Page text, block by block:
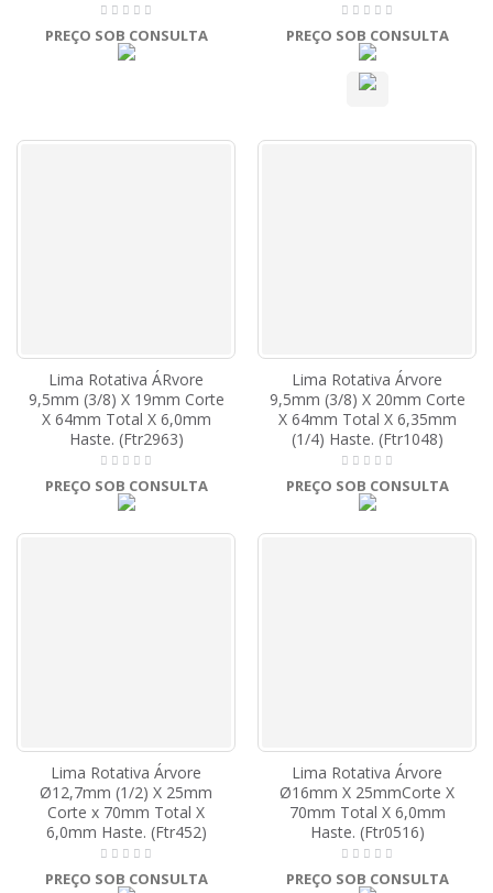
PREÇO SOB CONSULTA PREÇO SOB CONSULTA
Lima Rotativa ÁRvore
9,5mm (3/8) X 19mm Corte
X 64mm Total X 6,0mm
Haste. (Ftr2963)
PREÇO SOB CONSULTA
Lima Rotativa Árvore
9,5mm (3/8) X 20mm Corte
X 64mm Total X 6,35mm
(1/4) Haste. (Ftr1048)
PREÇO SOB CONSULTA
Lima Rotativa Árvore
Ø12,7mm (1/2) X 25mm
Corte x 70mm Total X
6,0mm Haste. (Ftr452)
PREÇO SOB CONSULTA
Lima Rotativa Árvore
Ø16mm X 25mmCorte X
70mm Total X 6,0mm
Haste. (Ftr0516)
PREÇO SOB CONSULTA